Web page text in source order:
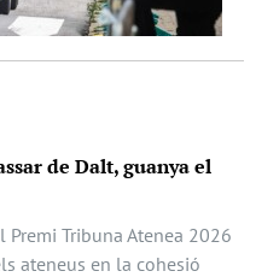
de Dalt, guanya el
Premi Tribuna Atenea 2026
ateneus en la cohesió